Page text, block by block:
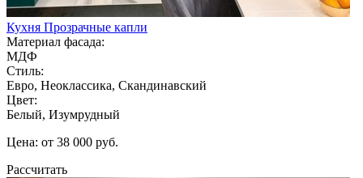
Кухня Прозрачные капли
Материал фасада:
МДФ
Стиль:
Евро, Неоклассика, Скандинавский
Цвет:
Белый, Изумрудный
Цена: от 38 000 руб.
Рассчитать